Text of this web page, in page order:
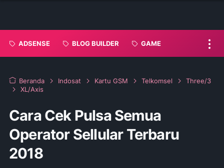
ADSENSE BLOG BUILDER GAME
Beranda Indosat Kartu GSM Telkomsel
Three/3
XL/Axis
Cara Cek Pulsa Semua
Operator Sellular Terbaru
2018